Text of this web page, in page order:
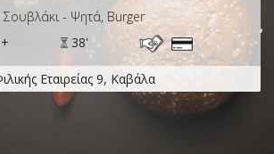
Σουβλάκι - Ψητά, Burger
38'
Εταιρείας 9, Καβάλα